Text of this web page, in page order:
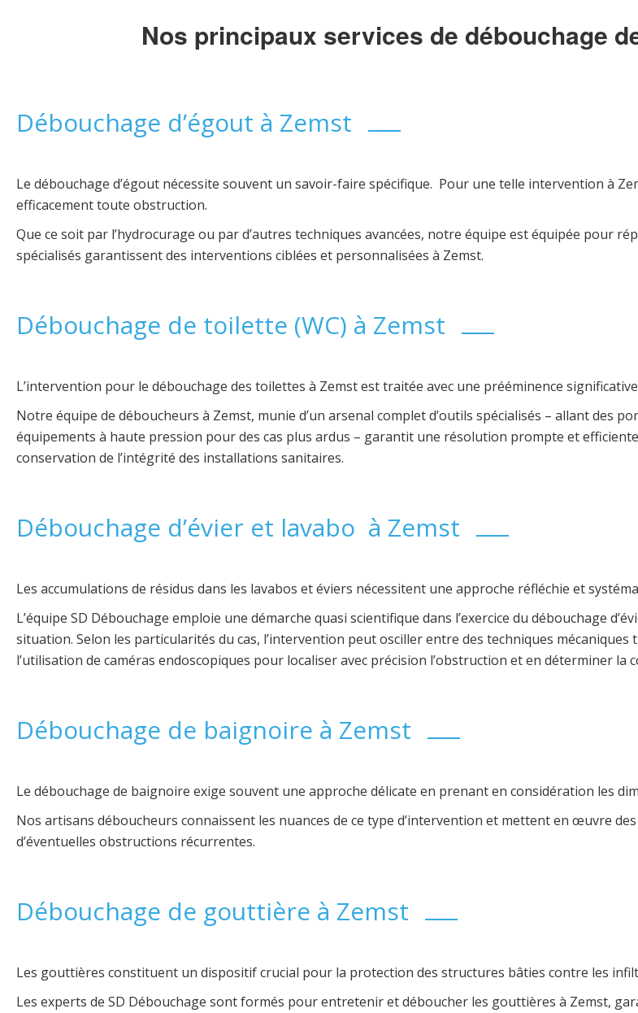
Nos principaux services de débouchage
Débouchage d’égout à Zemst
Le débouchage d’égout nécessite souvent un savoir-faire spécifique. Pour une telle intervention à
efficacement toute obstruction.
Que ce soit par l’hydrocurage ou par d’autres techniques avancées, notre équipe est équipée pour
spécialisés garantissent des interventions ciblées et personnalisées à Zemst.
Débouchage de toilette (WC) à Zemst
L’intervention pour le débouchage des toilettes à Zemst est traitée avec une prééminence
Notre équipe de déboucheurs à Zemst, munie d’un arsenal complet d’outils spécialisés – allant des
équipements à haute pression pour des cas plus ardus – garantit une résolution prompte et
conservation de l’intégrité des installations sanitaires.
Débouchage d’évier et lavabo à Zemst
Les accumulations de résidus dans les lavabos et éviers nécessitent une approche réfléchie et
L’équipe SD Débouchage emploie une démarche quasi scientifique dans l’exercice du débouchage
situation. Selon les particularités du cas, l’intervention peut osciller entre des techniques
l’utilisation de caméras endoscopiques pour localiser avec précision l’obstruction et en déterminer la
Débouchage de baignoire à Zemst
Le débouchage de baignoire exige souvent une approche délicate en prenant en considération les
Nos artisans déboucheurs connaissent les nuances de ce type d’intervention et mettent en œuvre
d’éventuelles obstructions récurrentes.
Débouchage de gouttière à Zemst
Les gouttières constituent un dispositif crucial pour la protection des structures bâties contre les
Les experts de SD Débouchage sont formés pour entretenir et déboucher les gouttières à Zemst,